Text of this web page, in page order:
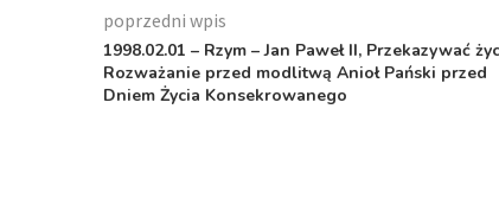
poprzedni wpis
1998.02.01 – Rzym – Jan Paweł II, Przekazywać
Rozważanie przed modlitwą Anioł Pański przed
Dniem Życia Konsekrowanego